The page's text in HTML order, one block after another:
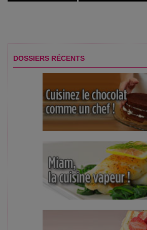
DOSSIERS RÉCENTS